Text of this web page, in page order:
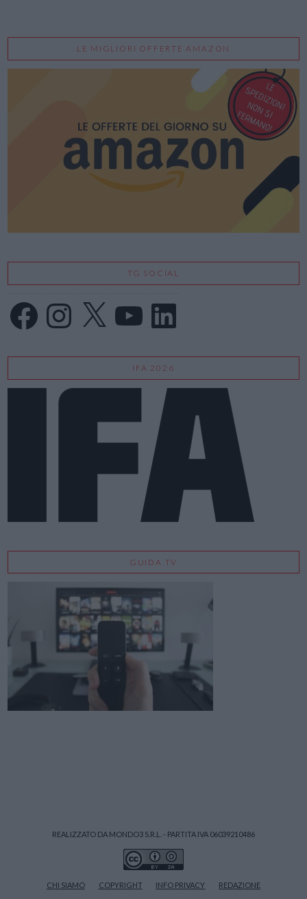
LE MIGLIORI OFFERTE AMAZON
TG SOCIAL
FacebookInstagram
X LinkedIn
IFA 2026
GUIDA TV
REALIZZATO DA MONDO3 S.R.L. - PARTITA IVA 06039210486
CHI SIAMO COPYRIGHT INFO PRIVACY REDAZIONE